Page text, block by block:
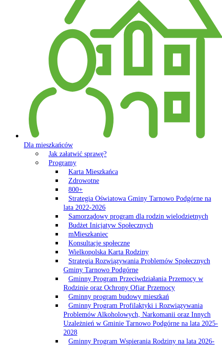
Dla mieszkańców
Jak załatwić sprawę?
Programy
Karta Mieszkańca
Zdrowotne
800+
Strategia Oświatowa Gminy Tarnowo Podgórne na
lata 2022-2026
Samorządowy program dla rodzin wielodzietnych
Budżet Inicjatyw Społecznych
mMieszkaniec
Konsultacje społeczne
Wielkopolska Karta Rodziny
Strategia Rozwiązywania Problemów Społecznych
Gminy Tarnowo Podgórne
Gminny Program Przeciwdziałania Przemocy w
Rodzinie oraz Ochrony Ofiar Przemocy
Gminny program budowy mieszkań
Gminny Program Profilaktyki i Rozwiązywania
Problemów Alkoholowych, Narkomanii oraz Innych
Uzależnień w Gminie Tarnowo Podgórne na lata 2025-
2028
Gminny Program Wspierania Rodziny na lata 2026-